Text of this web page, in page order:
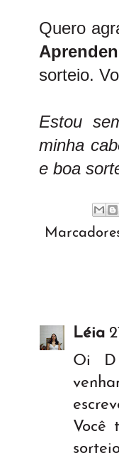
Quero
sorteio.
Estou
minha
e boa
Léia
Oi D
Você